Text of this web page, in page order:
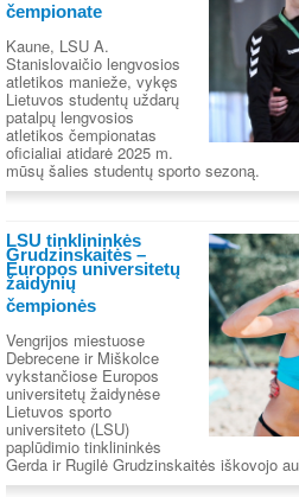
čempionate
Kaune, LSU A.
Stanislovaičio lengvosios
atletikos manieže, vykęs
Lietuvos studentų uždarų
patalpų lengvosios
atletikos čempionatas
oficialiai atidarė 2025 m.
mūsų šalies studentų sporto sezoną.
LSU tinklininkės
Grudzinskaitės –
Europos universitetų
žaidynių
čempionės
Vengrijos miestuose
Debrecene ir Miškolce
vykstančiose Europos
universitetų žaidynėse
Lietuvos sporto
universiteto (LSU)
paplūdimio tinklininkės
Gerda ir Rugilė Grudzinskaitės iškovojo